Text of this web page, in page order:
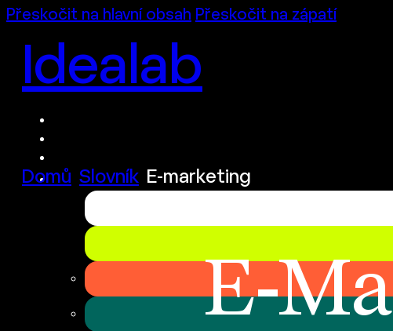
Přeskočit na hlavní obsah Přeskočit na zápatí
Idealab
Domů Slovník E-marketing
E-